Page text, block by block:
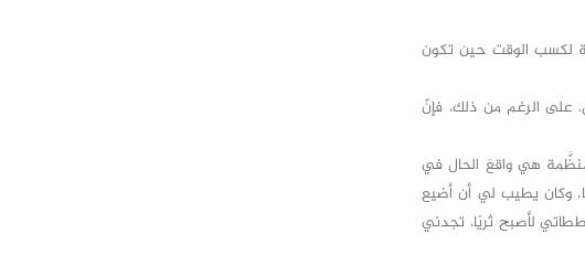
لكسب الوقت حين تكون
على الرغم من ذلك، فإنّ
هي واقعَ الحال في
وكان يطيب لي أن أضيع
لأصبح ثريًا، تجدني